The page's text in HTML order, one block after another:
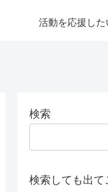
活動を応援した
検索
検索しても出